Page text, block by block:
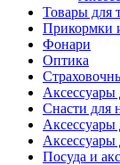
Товары для
Прикормки
Фонари
Оптика
Аксессуары
Снасти для
Аксессуары
Аксессуары
Посуда и